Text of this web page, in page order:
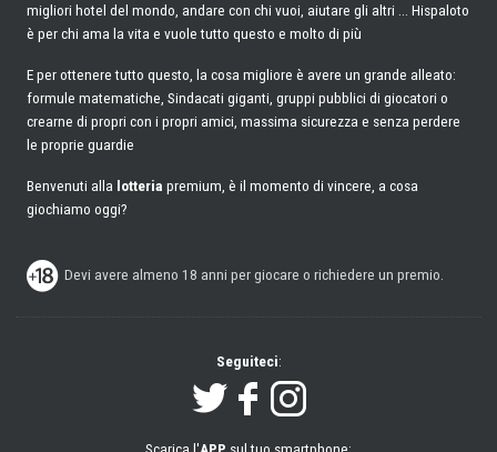
migliori hotel del mondo, andare con chi vuoi, aiutare gli altri ... Hispaloto
è per chi ama la vita e vuole tutto questo e molto di più
E per ottenere tutto questo, la cosa migliore è avere un grande alleato:
formule matematiche, Sindacati giganti, gruppi pubblici di giocatori o
crearne di propri con i propri amici, massima sicurezza e senza perdere
le proprie guardie
Benvenuti alla lotteria premium, è il momento di vincere, a cosa
giochiamo oggi?
Devi avere almeno 18 anni per giocare o richiedere un premio.
Seguiteci: